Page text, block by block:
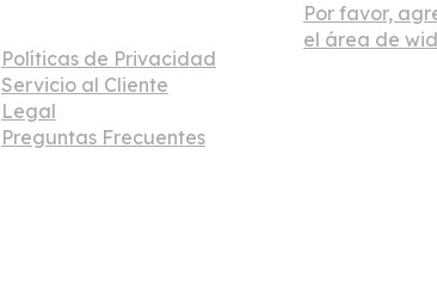
Políticas de Privacidad
Servicio al Cliente
Legal
Preguntas Frecuentes
Por favor,
el área de